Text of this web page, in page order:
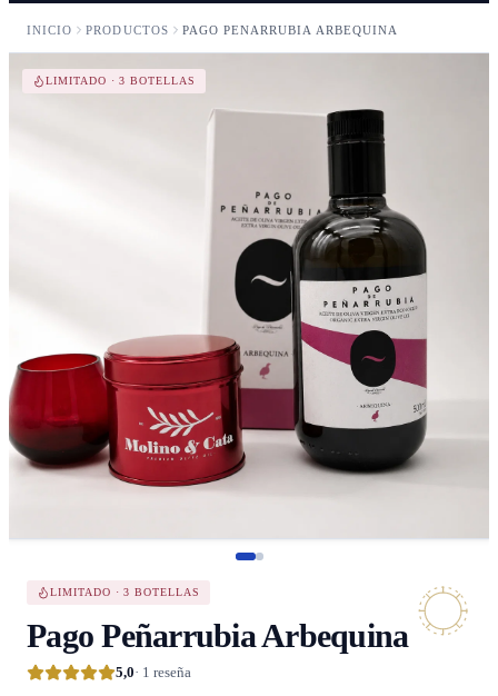
INICIO PRODUCTOS PAGO PEÑARRUBIA ARBEQUINA
LIMITADO · 3 BOTELLAS
LIMITADO · 3 BOTELLAS
Pago Peñarrubia Arbequina
5,0· 1 reseña